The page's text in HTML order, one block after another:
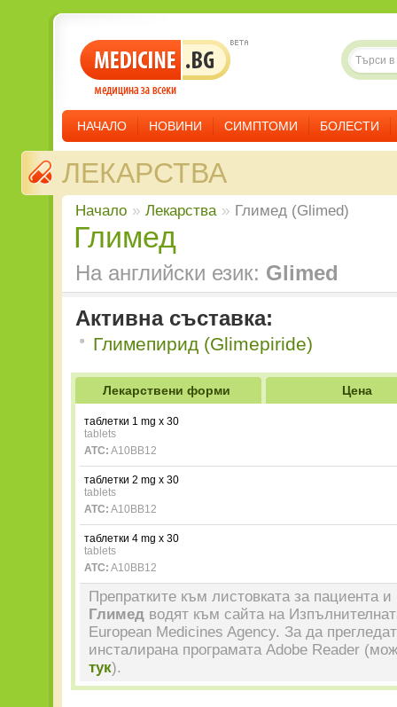
НАЧАЛО НОВИНИ СИМПТОМИ БОЛЕСТИ
ЛЕКАРСТВА
Начало » Лекарства » Глимед (Glimed)
Глимед
На английски език: Glimed
Активна съставка:
Глимепирид (Glimepiride)
Лекарствени форми Цена
таблетки 1 mg x 30
tablets
ATC: A10BB12
таблетки 2 mg x 30
tablets
ATC: A10BB12
таблетки 4 mg x 30
tablets
ATC: A10BB12
Препратките към листовката за пациента и
Глимед водят към сайта на
European Medicines Agency. За да
инсталирана програмата Adobe Reader
тук).